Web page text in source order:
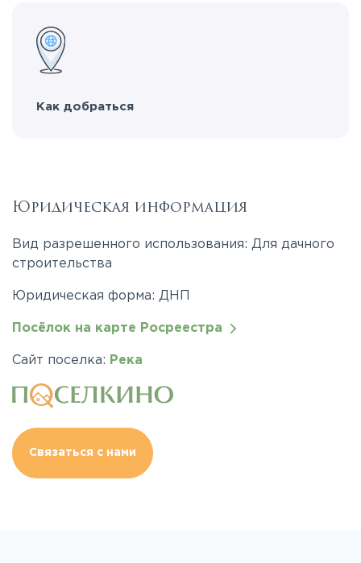
Как добраться
Юридическая информация
Вид разрешенного использования: Для дачного
строительства
Юридическая форма: ДНП
Посёлок на карте Росреестра
Сайт поселка: Река
Связаться с нами